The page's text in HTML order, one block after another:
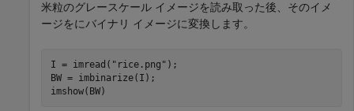
米粒のグレースケール イメージを読み取った後、そのイメ
ージをにバイナリ イメージに変換します。
I = imread( "rice.png" );
BW = imbinarize(I);
imshow(BW)